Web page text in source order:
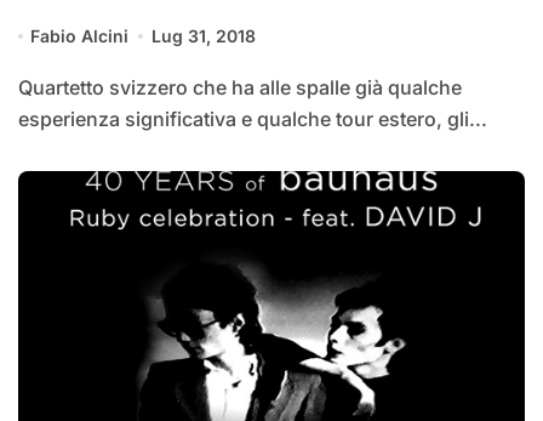
Fabio Alcini Lug 31, 2018
Quartetto svizzero che ha alle spalle già qualche
esperienza significativa e qualche tour estero, gli...